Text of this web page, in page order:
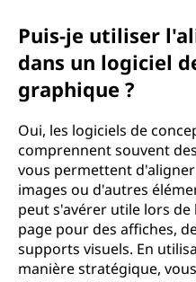
Puis-je utiliser
dans un logiciel
graphique ?
Oui, les logiciels de
comprennent souvent
vous permettent
images ou d'autres
peut s'avérer utile lors de
page pour des affiches,
supports visuels. En
manière stratégique,